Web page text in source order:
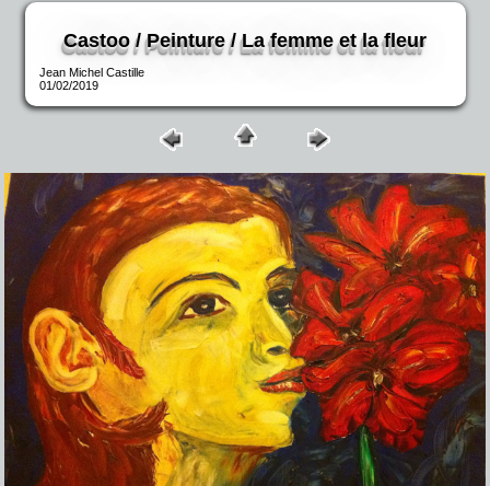
Castoo / Peinture / La femme et la fleur
Jean Michel Castille
01/02/2019